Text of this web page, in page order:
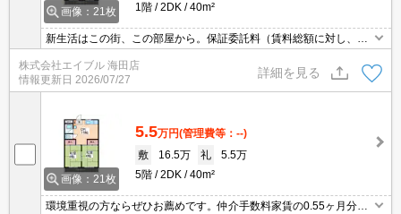
画像：21枚
1階
2DK 40m²
新生活はこの街、この部屋から。保証委託料（賃料総額に対し、初
回額50％、月額2％）。内見から契約までオンラインで対応可能で
す。
株式会社エイブル 海田店
情報更新日 2026/07/27
詳細を見る
画像：21枚
5.5万円(管理費等：--)
敷
16.5万 礼
5.5万
5階
2DK 40m²
環境重視の方ならぜひお薦めです。仲介手数料家賃の0.55ヶ月分。